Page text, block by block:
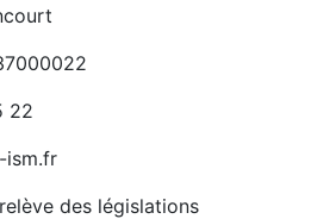
22
ism.fr
des législations